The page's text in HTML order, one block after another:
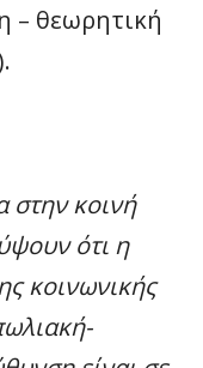
– θεωρητική
στην κοινή
ότι η
κοινωνικής